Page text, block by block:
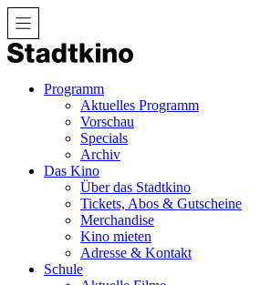
Zum
Inhalt
Programm
Aktuelles Programm
Vorschau
Specials
Archiv
Das Kino
Über das Stadtkino
Tickets, Abos & Gutscheine
Merchandise
Kino mieten
Adresse & Kontakt
Schule